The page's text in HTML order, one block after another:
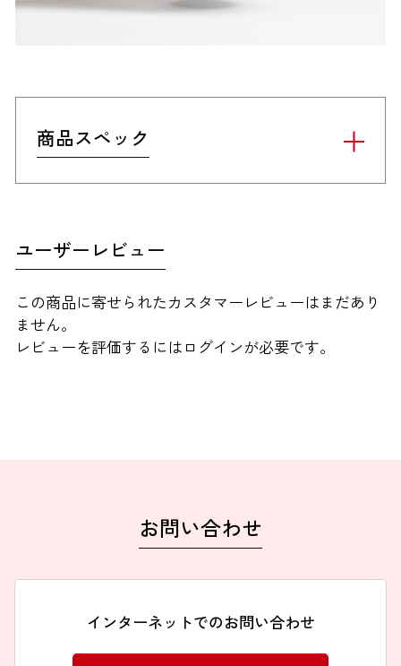
商品スペック
ユーザーレビュー
この商品に寄せられたカスタマーレビューはまだあり
ません。
レビューを評価するには ログインが必要です。
お問い合わせ
インターネットでのお問い合わせ